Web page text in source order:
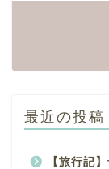
最近の投稿
【旅行記